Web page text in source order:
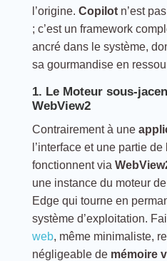
l’origine. Copilotn’est
; c’est un framework
ancré dans le système,
sa gourmandise en
1. Le Moteur sous-
WebView2
Contrairement à une
l’interface et une partie
fonctionnent via
une instance du moteur
Edge qui tourne en
système d’exploitation.
web, même minimaliste,
négligeable de mémoire